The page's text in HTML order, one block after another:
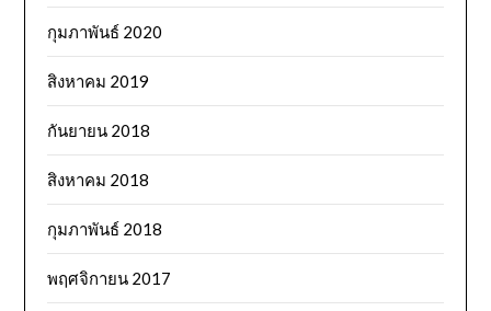
กุมภาพันธ์ 2020
สิงหาคม 2019
กันยายน 2018
สิงหาคม 2018
กุมภาพันธ์ 2018
พฤศจิกายน 2017